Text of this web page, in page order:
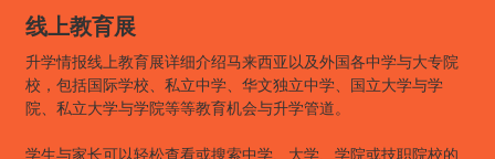
线上教育展
升学情报线上教育展详细介绍马来西亚以及外国各中学与大专院
校，包括国际学校、私立中学、华文独立中学、国立大学与学
院、私立大学与学院等等教育机会与升学管道。
学生与家长可以轻松查看或搜索中学、大学、学院或技职院校的